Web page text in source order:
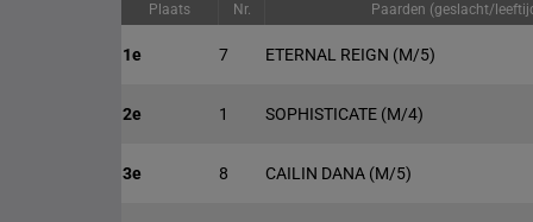
Plaats Nr. Paarden (geslacht/
1e 7 ETERNAL REIGN (M/5)
2e 1 SOPHISTICATE (M/4)
3e 8 CAILIN DANA (M/5)